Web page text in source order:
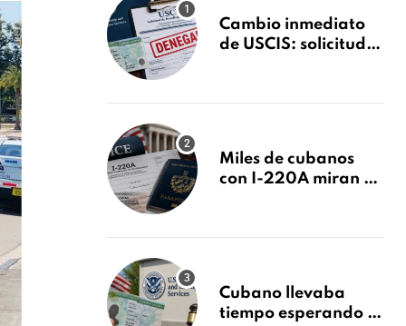
Cambio inmediato
de USCIS: solicitudes
sin previo aviso
Miles de cubanos
con I-220A miran al
decidirse en una
Cubano llevaba
tiempo esperando su